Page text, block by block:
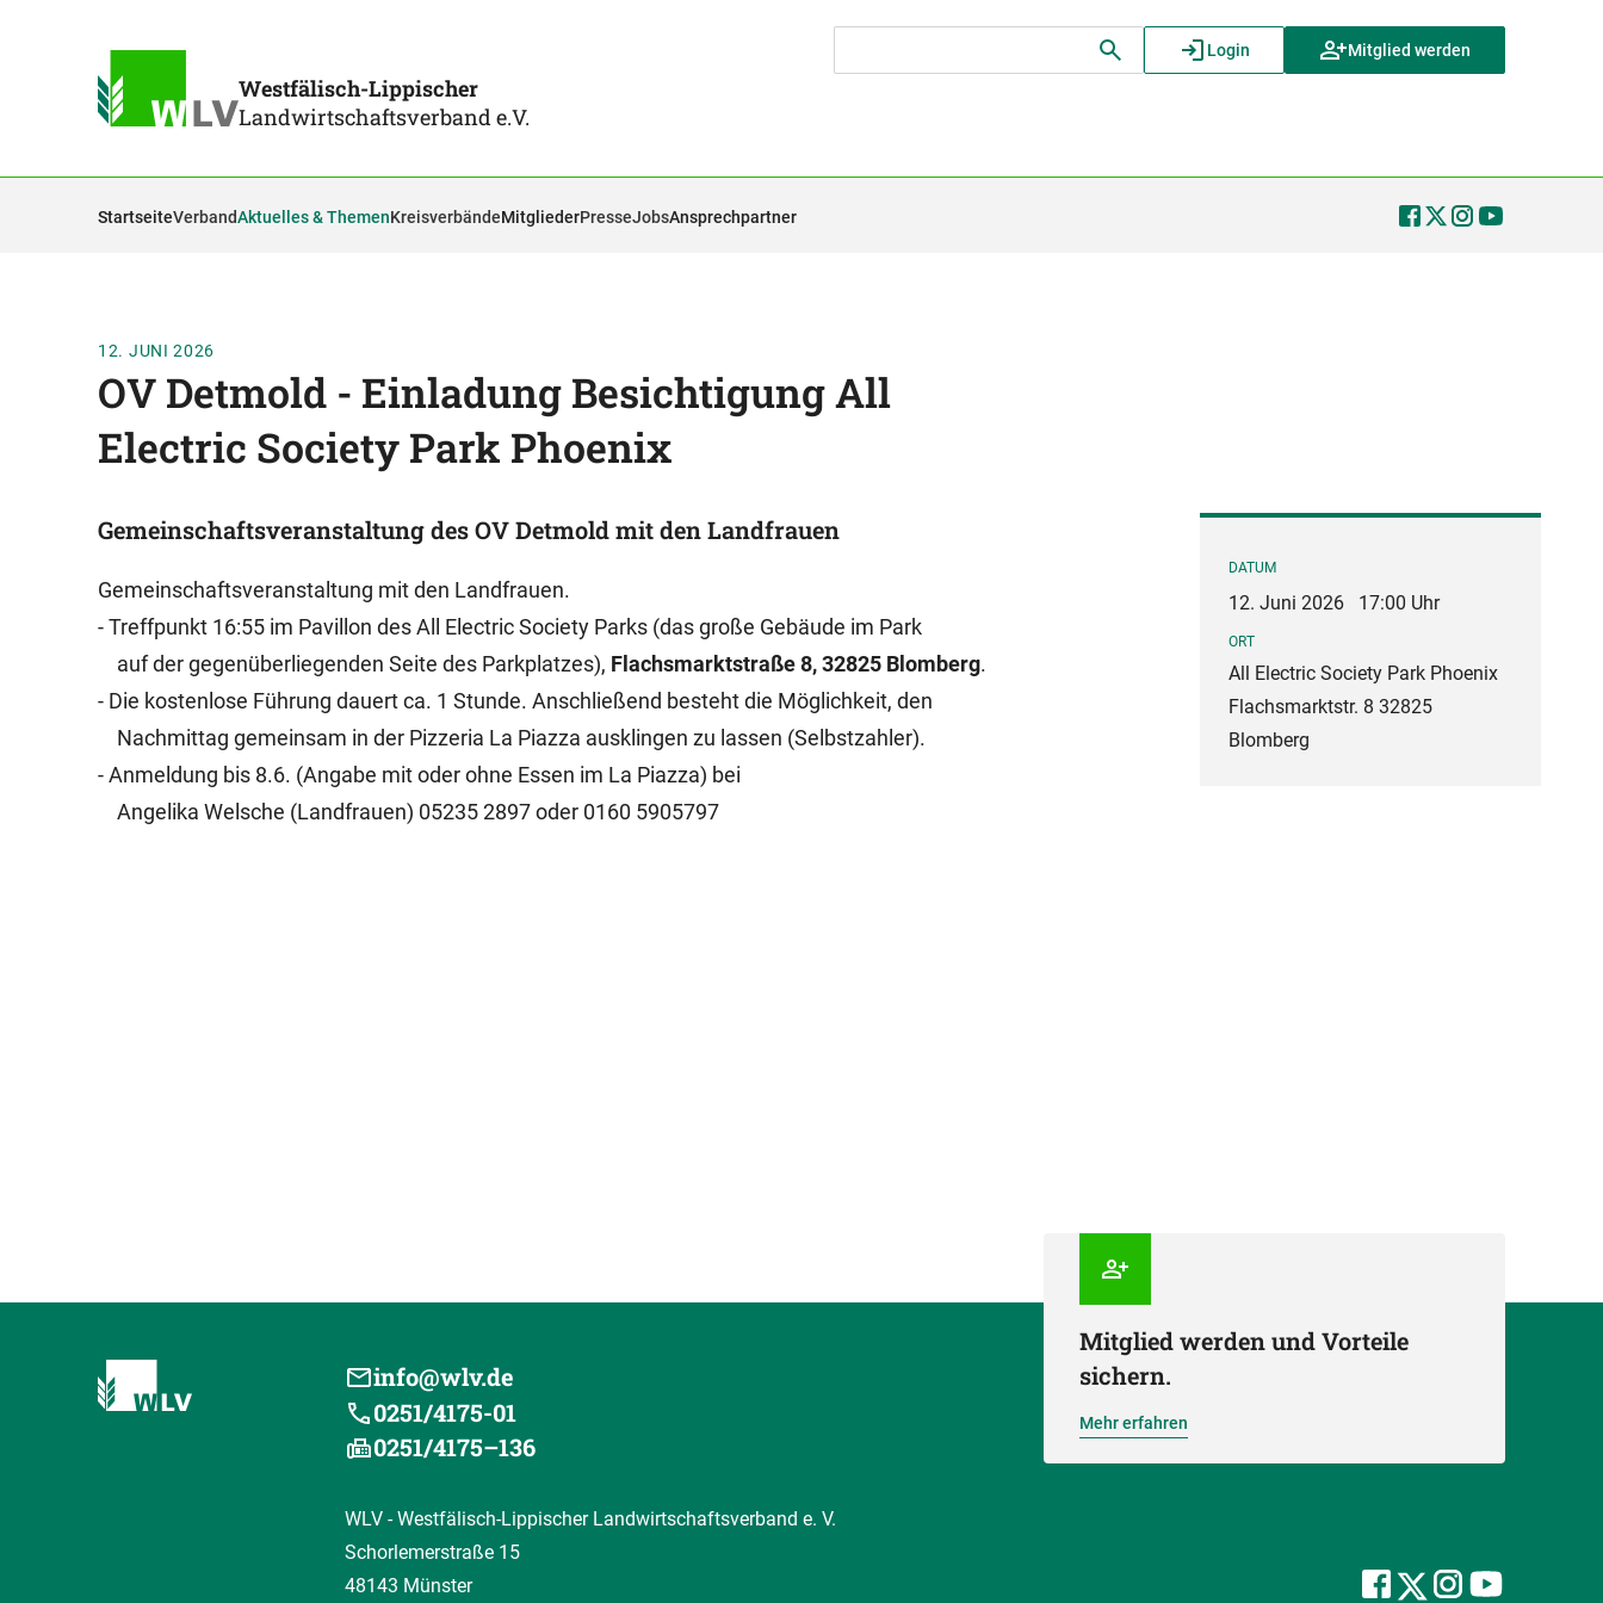
Westfälisch-Lippischer
Landwirtschaftsverband e.V.
Login Mitglied werden
StartseiteVerbandAktuelles & ThemenKreisverbändeMitgliederPresseJobsAnsprechpartner
12. JUNI 2026
OV Detmold - Einladung Besichtigung All
Electric Society Park Phoenix
Gemeinschaftsveranstaltung des OV Detmold mit den Landfrauen
Gemeinschaftsveranstaltung mit den Landfrauen.
- Treffpunkt 16:55 im Pavillon des All Electric Society Parks (das große Gebäude im Park
auf der gegenüberliegenden Seite des Parkplatzes), Flachsmarktstraße 8, 32825 Blomberg.
- Die kostenlose Führung dauert ca. 1 Stunde. Anschließend besteht die Möglichkeit, den
Nachmittag gemeinsam in der Pizzeria La Piazza ausklingen zu lassen (Selbstzahler).
- Anmeldung bis 8.6. (Angabe mit oder ohne Essen im La Piazza) bei
Angelika Welsche (Landfrauen) 05235 2897 oder 0160 5905797
DATUM
12. Juni 2026 17:00 Uhr
ORT
All Electric Society Park Phoenix
Flachsmarktstr. 8 32825
Blomberg
Mitglied werden und Vorteile
sichern.
Mehr erfahren
info@wlv.de
0251/4175-01
0251/4175–136
WLV - Westfälisch-Lippischer Landwirtschaftsverband e. V.
Schorlemerstraße 15
48143 Münster